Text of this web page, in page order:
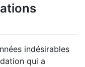
indésirables
qui a